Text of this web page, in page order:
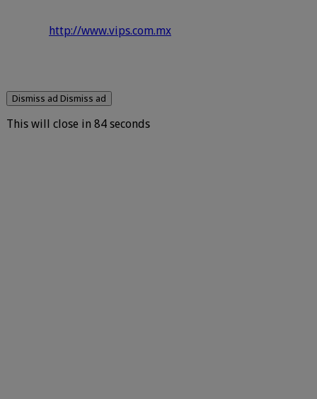
http://www.vips.com.mx
Dismiss ad Dismiss ad
This will close in 83 seconds